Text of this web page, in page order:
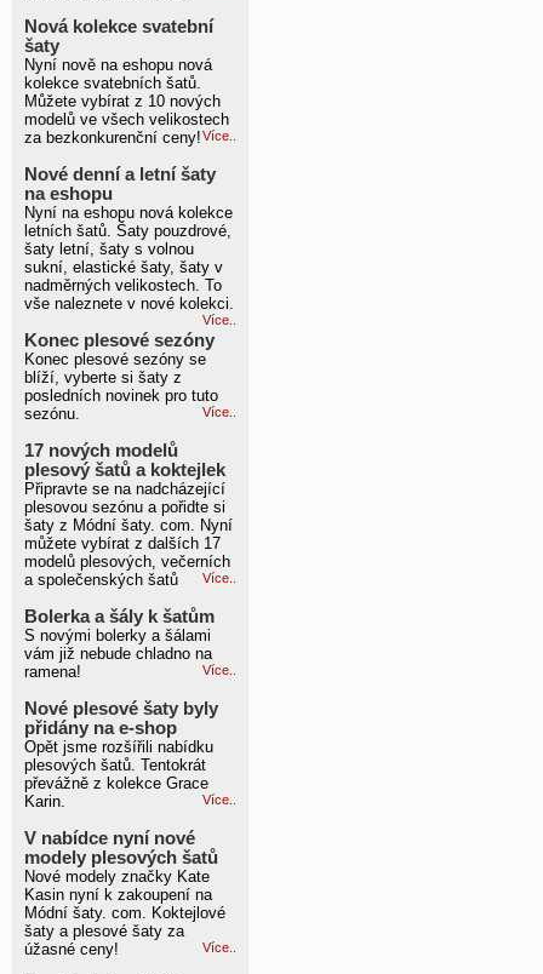
Nová kolekce svatební
šaty
Nyní nově na eshopu nová
kolekce svatebních šatů.
Můžete vybírat z 10 nových
modelů ve všech velikostech
za bezkonkurenční ceny!Více..
Nové denní a letní šaty
na eshopu
Nyní na eshopu nová kolekce
letních šatů. Šaty pouzdrové,
šaty letní, šaty s volnou
sukní, elastické šaty, šaty v
nadměrných velikostech. To
vše naleznete v nové kolekci.
Více..
Konec plesové sezóny
Konec plesové sezóny se
blíží, vyberte si šaty z
posledních novinek pro tuto
sezónu.
Více..
17 nových modelů
plesový šatů a koktejlek
Připravte se na nadcházející
plesovou sezónu a pořidte si
šaty z Módní šaty. com. Nyní
můžete vybírat z dalších 17
modelů plesových, večerních
a společenských šatů
Více..
Bolerka a šály k šatům
S novými bolerky a šálami
vám již nebude chladno na
ramena!
Více..
Nové plesové šaty byly
přidány na e-shop
Opět jsme rozšířili nabídku
plesových šatů. Tentokrát
převážně z kolekce Grace
Karin.
Více..
V nabídce nyní nové
modely plesových šatů
Nové modely značky Kate
Kasin nyní k zakoupení na
Módní šaty. com. Koktejlové
šaty a plesové šaty za
úžasné ceny!
Více..